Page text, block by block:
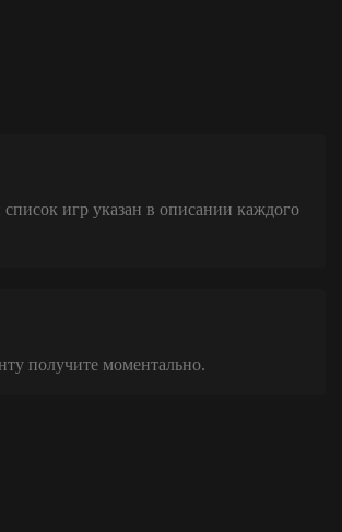
игр указан в описании каждого
получите моментально.